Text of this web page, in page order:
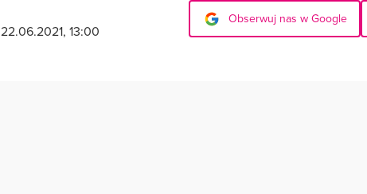
22.06.2021, 13:00
Obserwuj nas w Google